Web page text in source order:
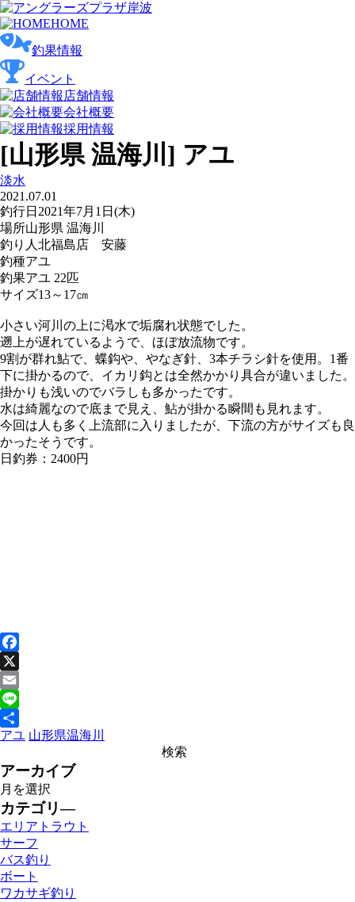
HOME
釣果情報
イベント
店舗情報
会社概要
採用情報
[山形県 温海川] アユ
淡水
2021.07.01
釣行日 2021年7月1日(木)
場所山形県 温海川
釣り人 北福島店 安藤
釣種アユ
釣果アユ 22匹
サイズ13～17㎝
小さい河川の上に渇水で垢腐れ状態でした。
遡上が遅れているようで、ほぼ放流物です。
9割が群れ鮎で、蝶鈎や、やなぎ針、3本チラシ針を使用。1番
下に掛かるので、イカリ鈎とは全然かかり具合が違いました。
掛かりも浅いのでバラしも多かったです。
水は綺麗なので底まで見え、鮎が掛かる瞬間も見れます。
今回は人も多く上流部に入りましたが、下流の方がサイズも良
かったそうです。
日釣券：2400円
Facebook
X
Email
Line
共
アユ 山形県温海川
アーカイブ
カテゴリ―
エリアトラウト
サーフ
バス釣り
ボート
ワカサギ釣り